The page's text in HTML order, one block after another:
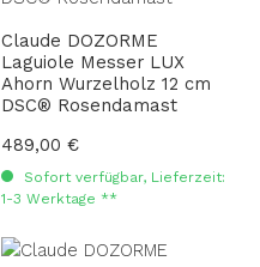
Claude DOZORME
Laguiole Messer LUX
Ahorn Wurzelholz 12 cm
DSC® Rosendamast
Regulärer Preis:
489,00 €
Sofort verfügbar, Lieferzeit:
1-3 Werktage **